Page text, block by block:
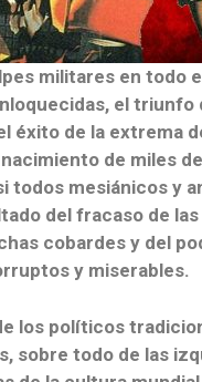
militares en todo
el triunfo
éxito de la extrema
de miles
todos mesiánicos y
del fracaso de
cobardes y del
y miserables.
los políticos
sobre todo de las